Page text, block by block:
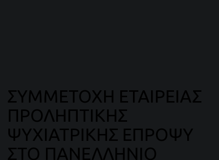
ΣΥΜΜΕΤΟΧΗ ΕΤΑΙΡΕΙΑΣ
ΠΡΟΛΗΠΤΙΚΗΣ
ΨΥΧΙΑΤΡΙΚΗΣ ΕΠΡΟΨΥ
ΣΤΟ ΠΑΝΕΛΛΗΝΙΟ